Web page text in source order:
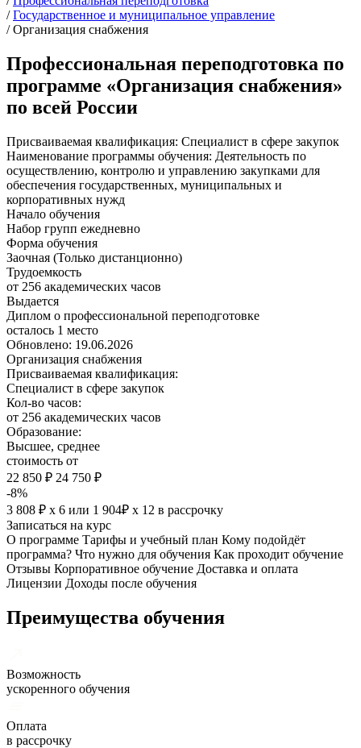
/ Государственное и муниципальное управление
/ Организация снабжения
Профессиональная переподготовка по
программе «Организация снабжения»
по всей России
Присваиваемая квалификация: Специалист в сфере закупок
Наименование программы обучения: Деятельность по
осуществлению, контролю и управлению закупками для
обеспечения государственных, муниципальных и
корпоративных нужд
Начало обучения
Набор групп ежедневно
Форма обучения
Заочная (Только дистанционно)
Трудоемкость
от 256 академических часов
Выдается
Диплом о профессиональной переподготовке
осталось 1 место
Обновлено: 19.06.2026
Организация снабжения
Присваиваемая квалификация:
Специалист в сфере закупок
Кол-во часов:
от 256 академических часов
Образование:
Высшее, среднее
стоимость от
22 850 ₽ 24 750 ₽
-8%
3 808 ₽ х 6 или 1 904₽ х 12 в рассрочку
Записаться на курс
О программе Тарифы и учебный план Кому подойдёт
программа? Что нужно для обучения Как проходит обучение
Отзывы Корпоративное обучение Доставка и оплата
Лицензии Доходы после обучения
Преимущества обучения
Возможность
ускоренного обучения
Оплата
в рассрочку